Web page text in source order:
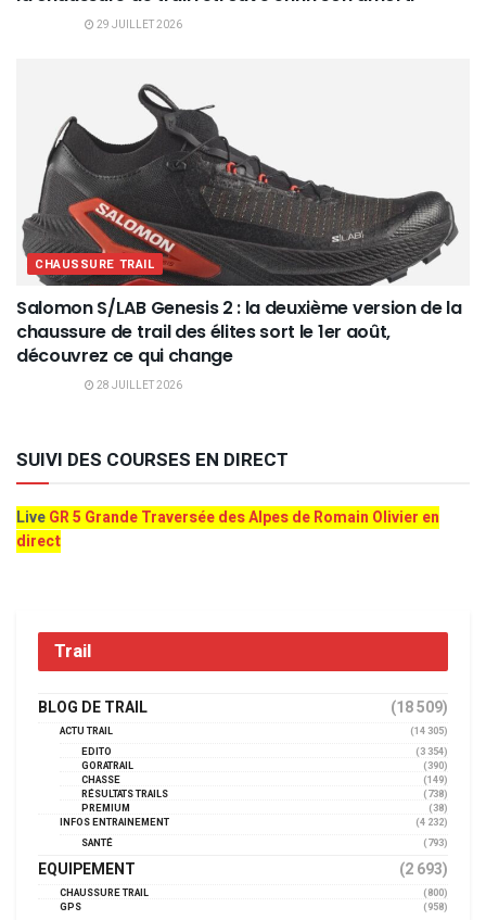
29 JUILLET 2026
CHAUSSURE TRAIL
Salomon S/LAB Genesis 2 : la deuxième version de la
chaussure de trail des élites sort le 1er août,
découvrez ce qui change
28 JUILLET 2026
SUIVI DES COURSES EN DIRECT
LiveGR 5 Grande Traversée des Alpes de Romain Olivier en
direct
Trail
BLOG DE TRAIL (18 509)
ACTU TRAIL
(14 305)
EDITO
(3 354)
GORATRAIL
(390)
CHASSE
(149)
RÉSULTATS TRAILS
(738)
PREMIUM
(38)
INFOS ENTRAINEMENT
(4 232)
SANTÉ
(793)
EQUIPEMENT (2 693)
CHAUSSURE TRAIL
(800)
GPS
(958)